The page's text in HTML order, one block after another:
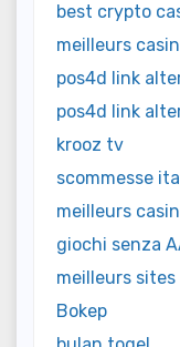
best crypto
meilleurs
pos4d link
pos4d link
krooz tv
scommesse
meilleurs
giochi senza
meilleurs
Bokep